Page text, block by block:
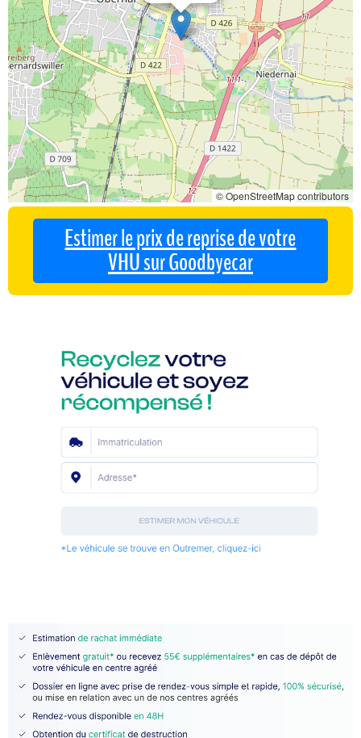
© OpenStreetMap contributors
Estimer le prix de reprise de votre
VHU sur Goodbyecar